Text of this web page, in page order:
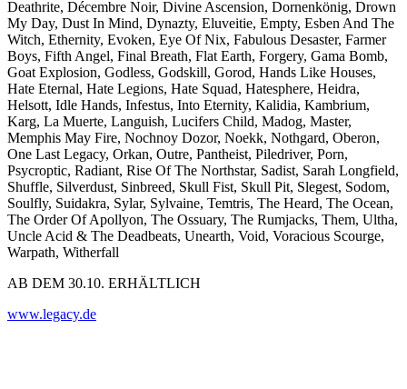
Deathrite, Décembre Noir, Divine Ascension, Dornenkönig, Drown
My Day, Dust In Mind, Dynazty, Eluveitie, Empty, Esben And The
Witch, Ethernity, Evoken, Eye Of Nix, Fabulous Desaster, Farmer
Boys, Fifth Angel, Final Breath, Flat Earth, Forgery, Gama Bomb,
Goat Explosion, Godless, Godskill, Gorod, Hands Like Houses,
Hate Eternal, Hate Legions, Hate Squad, Hatesphere, Heidra,
Helsott, Idle Hands, Infestus, Into Eternity, Kalidia, Kambrium,
Karg, La Muerte, Languish, Lucifers Child, Madog, Master,
Memphis May Fire, Nochnoy Dozor, Noekk, Nothgard, Oberon,
One Last Legacy, Orkan, Outre, Pantheist, Piledriver, Porn,
Psycroptic, Radiant, Rise Of The Northstar, Sadist, Sarah Longfield,
Shuffle, Silverdust, Sinbreed, Skull Fist, Skull Pit, Slegest, Sodom,
Soulfly, Suidakra, Sylar, Sylvaine, Temtris, The Heard, The Ocean,
The Order Of Apollyon, The Ossuary, The Rumjacks, Them, Ultha,
Uncle Acid & The Deadbeats, Unearth, Void, Voracious Scourge,
Warpath, Witherfall
AB DEM 30.10. ERHÄLTLICH
www.legacy.de